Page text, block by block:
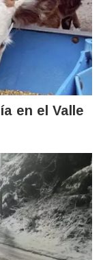
en el Valle